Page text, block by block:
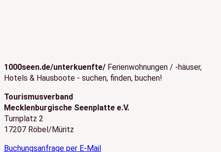
1000seen.de/unterkuenfte/ Ferienwohnungen / -häuser,
Hotels & Hausboote - suchen, finden, buchen!
Tourismusverband
Mecklenburgische Seenplatte e.V.
Turnplatz 2
17207 Röbel/Müritz
Buchungsanfrage per E-Mail